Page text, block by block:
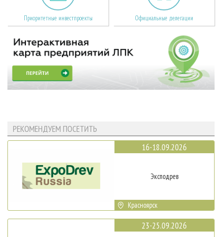
Приоритетные инвестпроекты Официальные делегации
РЕКОМЕНДУЕМ ПОСЕТИТЬ
16-18.09.2026
Эксподрев
Красноярск
23-25.09.2026